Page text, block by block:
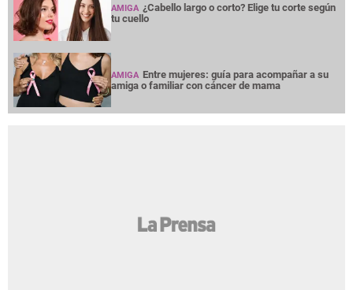
AMIGA ¿Cabello largo o corto? Elige tu corte según
tu cuello
AMIGA Entre mujeres: guía para acompañar a su
amiga o familiar con cáncer de mama